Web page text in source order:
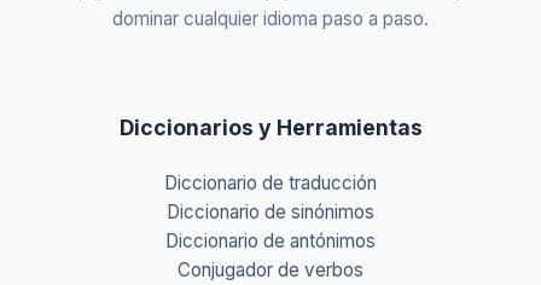
dominar cualquier idioma paso a paso.
Diccionarios y Herramientas
Diccionario de traducción
Diccionario de sinónimos
Diccionario de antónimos
Conjugador de verbos